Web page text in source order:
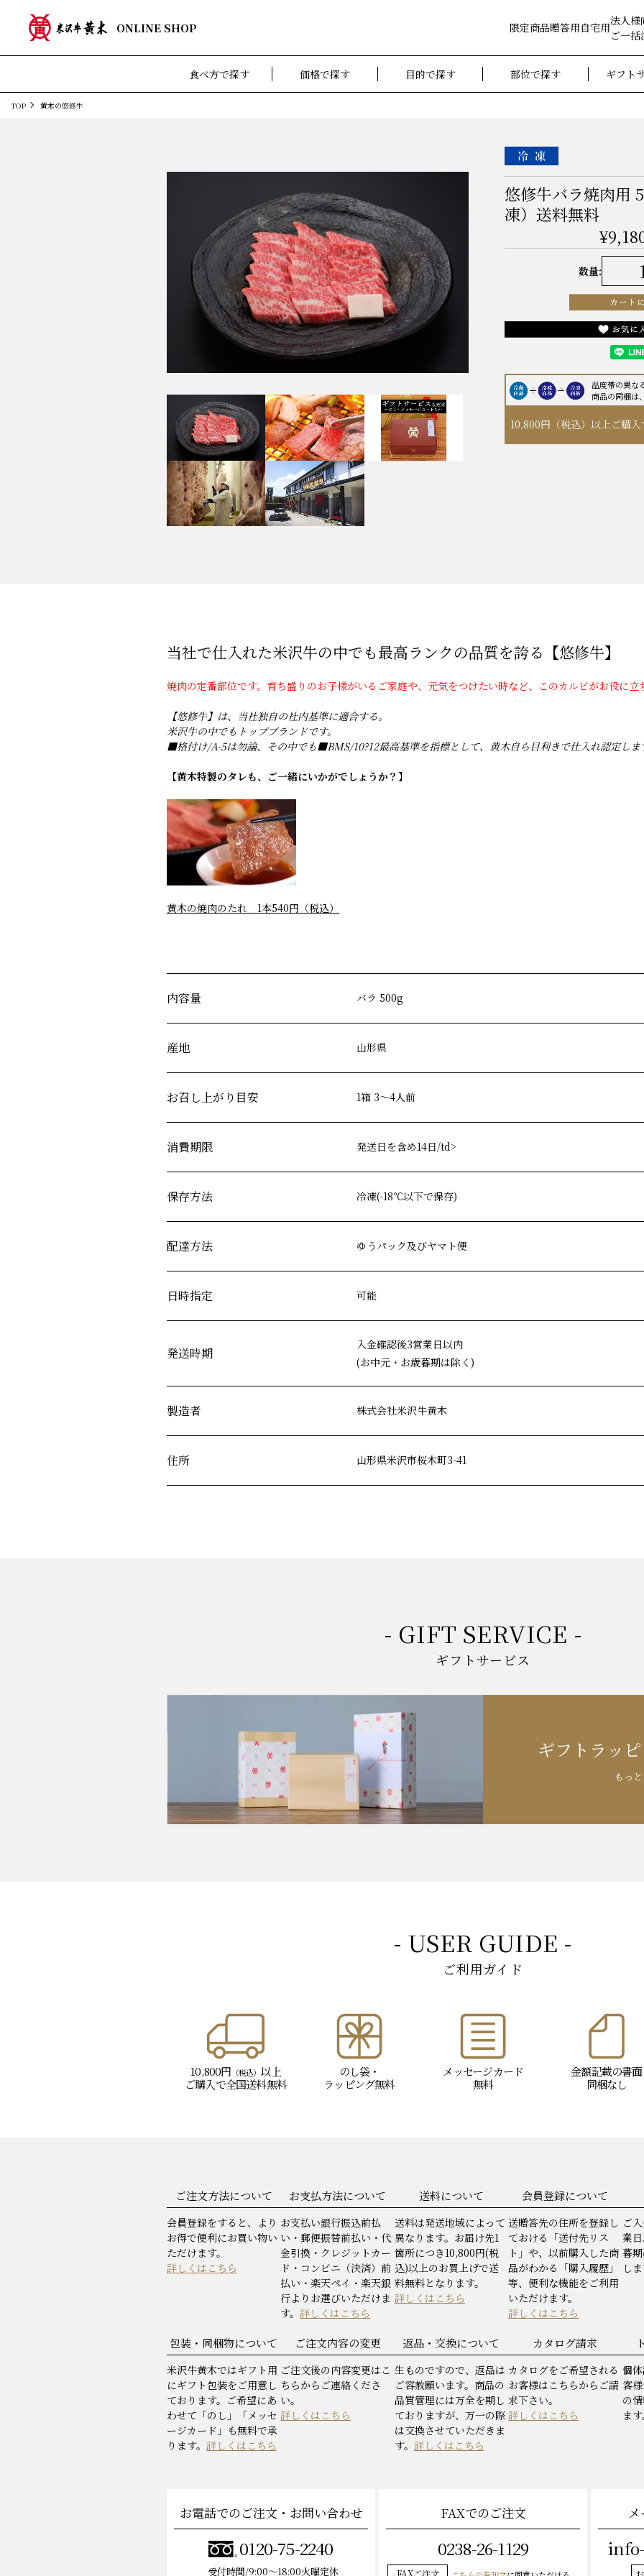
ONLINE SHOP 限定商品贈答用自宅用
法人様
ご一括
食べ方で探す 価格で探す 目的で探す 部位で探す ギフト
TOP 黄木の悠修牛
悠修牛バラ焼肉用
凍）送料無料
数量:
温度帯の異な
商品の同梱は
10,800円（税込）以上 ご購
当社で仕入れた米沢牛の中でも最高ランクの品質を誇る【悠修牛】
焼肉の定番部位です。育ち盛りのお子様がいるご家庭や、元気をつけたい時など、このカルビがお役に立
【悠修牛】は、当社独自の社内基準に適合する。
米沢牛の中でもトップブランドです。
■格付け/A-5は勿論、その中でも■BMS/10?12最高基準を指標として、黄木自ら目利きで仕入れ認定しま
【黄木特製のタレも、ご一緒にいかがでしょうか？】
黄木の焼肉のたれ 1本540円（税込）
内容量 バラ 500g
産地 山形県
お召し上がり目安 1箱 3〜4人前
消費期限 発送日を含め14日/td>
保存方法 冷凍(-18℃以下で保存)
配達方法 ゆうパック及びヤマト便
日時指定 可能
発送時期
入金確認後3営業日以内
(お中元・お歳暮期は除く)
製造者 株式会社米沢牛黄木
住所 山形県米沢市桜木町3-41
- GIFT SERVICE -
ギフトサービス
ギフトラッ
もっ
- USER GUIDE -
ご利用ガイド
10,800円 （税込） 以上
ご購入で全国送料無料
のし袋・
ラッピング無料
メッセージカード
無料
金額記載の書面
同梱なし
ご注文方法について
会員登録をすると、より
お得で便利にお買い物い
ただけます。
詳しくはこちら
お支払方法について
お支払い銀行振込前払
い・郵便振替前払い・代
金引換・クレジットカー
ド・コンビニ（決済）前
払い・楽天ペイ・楽天銀
行よりお選びいただけま
す。詳しくはこちら
送料について
送料は発送地域によって
異なります。お届け先1
箇所につき10,800円(税
込)以上のお買上げで送
料無料となります。
詳しくはこちら
会員登録について
送贈答先の住所を登録し
ておける「送付先リス
ト」や、以前購入した商
品がわかる「購入履歴」
等、便利な機能をご利用
いただけます。
詳しくはこちら
ご
業
暮
しま
包装・同梱物について
米沢牛黄木ではギフト用
にギフト包装をご用意し
ております。ご希望にあ
わせて「のし」「メッセ
ージカード」も無料で承
ります。 詳しくはこちら
ご注文内容の変更
ご注文後の内容変更はこ
ちらからご連絡くださ
い。
詳しくはこちら
返品・交換について
生ものですので、返品は
ご容赦願います。商品の
品質管理には万全を期し
ておりますが、万一の際
は交換させていただきま
す。 詳しくはこちら
カタログ請求
カタログをご希望される
お客様はこちらからご請
求下さい。
詳しくはこちら
個
客
の
ます
お電話でのご注文・お問い合わせ
0120-75-2240
受付時間/9:00〜18:00火曜定休
FAXでのご注文
0238-26-1129